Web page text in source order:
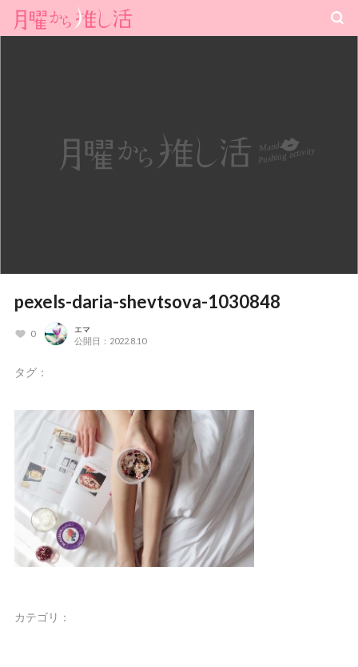
pexels-daria-shevtsova-1030848
0 エマ
公開日：2022.8.10
タグ：
カテゴリ：